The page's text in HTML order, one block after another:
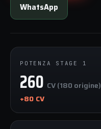
WhatsApp
POTENZA STAGE 1
260 CV (180 origine)
+80 CV